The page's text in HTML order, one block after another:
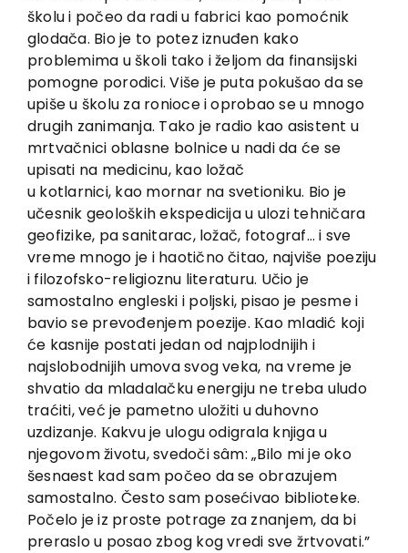
školu i počeo da radi u fabrici kao pomoćnik
glodača. Bio je to potez iznuđen kako
problemima u školi tako i željom da finansijski
pomogne porodici. Više je puta pokušao da se
upiše u školu za ronioce i oprobao se u mnogo
drugih zanimanja. Tako je radio kao asistent u
mrtvačnici oblasne bolnice u nadi da će se
upisati na medicinu, kao ložač
u kotlarnici, kao mornar na svetioniku. Bio je
učesnik geoloških ekspedicija u ulozi tehničara
geofizike, pa sanitarac, ložač, fotograf… i sve
vreme mnogo je i haotično čitao, najviše poeziju
i filozofsko-religioznu literaturu. Učio je
samostalno engleski i poljski, pisao je pesme i
bavio se prevođenjem poezije. Кao mladić koji
će kasnije postati jedan od najplodnijih i
najslobodnijih umova svog veka, na vreme je
shvatio da mladalačku energiju ne treba uludo
traćiti, već je pametno uložiti u duhovno
uzdizanje. Кakvu je ulogu odigrala knjiga u
njegovom životu, svedoči sâm: „Bilo mi je oko
šesnaest kad sam počeo da se obrazujem
samostalno. Često sam posećivao biblioteke.
Počelo je iz proste potrage za znanjem, da bi
preraslo u posao zbog kog vredi sve žrtvovati.”